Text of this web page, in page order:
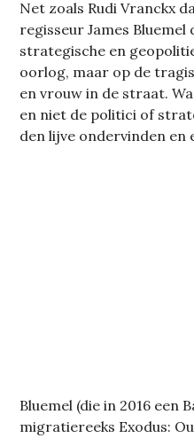
Net zoals Rudi Vranckx
regisseur James
strategische en
oorlog, maar op de
en vrouw in de straat.
en niet de politici of
den lijve ondervinden en
Bluemel (die in 2016 een
migratiereeks Exodus: